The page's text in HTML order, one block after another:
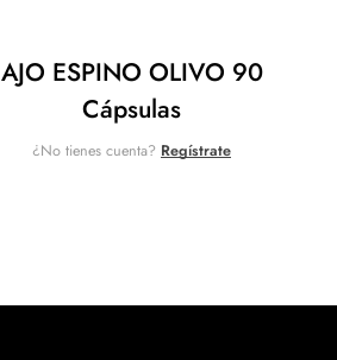
AJO ESPINO OLIVO 90
Cápsulas
¿No tienes cuenta? Regístrate